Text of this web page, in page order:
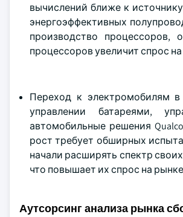
вычислений ближе к
энергоэффективных
производство процессоров,
процессоров увеличит спрос
Переход к электромобилям
управлении батареями,
автомобильные решения
рост требует обширных
начали расширять спектр
что повышает их спрос на
Аутсорсинг анализа рынка